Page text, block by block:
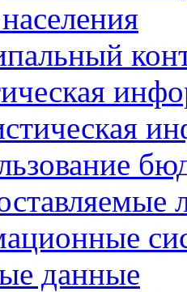
данные